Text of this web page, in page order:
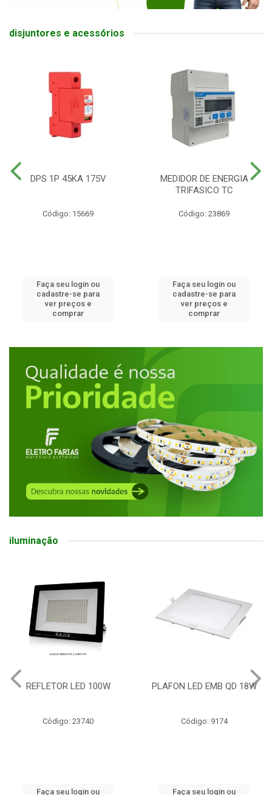
disjuntores e acessórios
DPS 1P 45KA 175V
Código: 15669
Faça seu login ou
cadastre-se para
ver preços e
comprar
MEDIDOR DE ENERGIA
TRIFASICO TC
Código: 23869
Faça seu login ou
cadastre-se para
ver preços e
comprar
iluminação
REFLETOR LED 100W
Código: 23740
Faça seu login ou
PLAFON LED EMB QD 18W
Código: 9174
Faça seu login ou